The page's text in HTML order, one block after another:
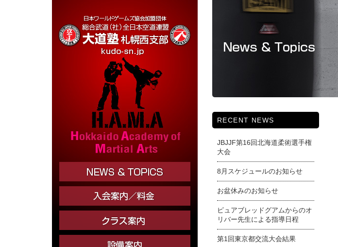
RECENT NEWS
JBJJF第16回北海道柔術選手権
大会
8月スケジュールのお知らせ
お盆休みのお知らせ
ピュアブレッドグアムからのオ
リバー先生による指導日程
第1回東京都交流大会結果